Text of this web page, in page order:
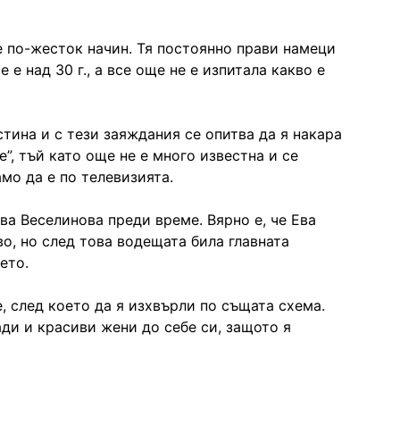
жесток начин. Тя постоянно прави намеци
над 30 г., а все още не е изпитала какво е
и с тези заяждания се опитва да я накара
тъй като още не е много известна и се
да е по телевизията.
Веселинова преди време. Вярно е, че Ева
но след това водещата била главната
след което да я изхвърли по същата схема.
и красиви жени до себе си, защото я